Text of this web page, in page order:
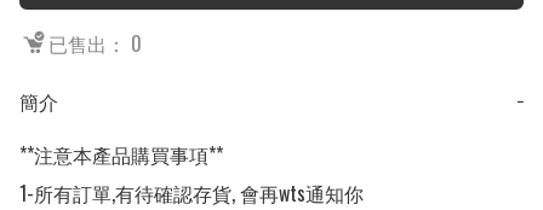
已售出： 0
簡介
−
**注意本產品購買事項**
1-所有訂單,有待確認存貨, 會再wts通知你